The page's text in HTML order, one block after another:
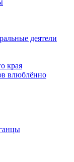
деятели
края
влюблённо